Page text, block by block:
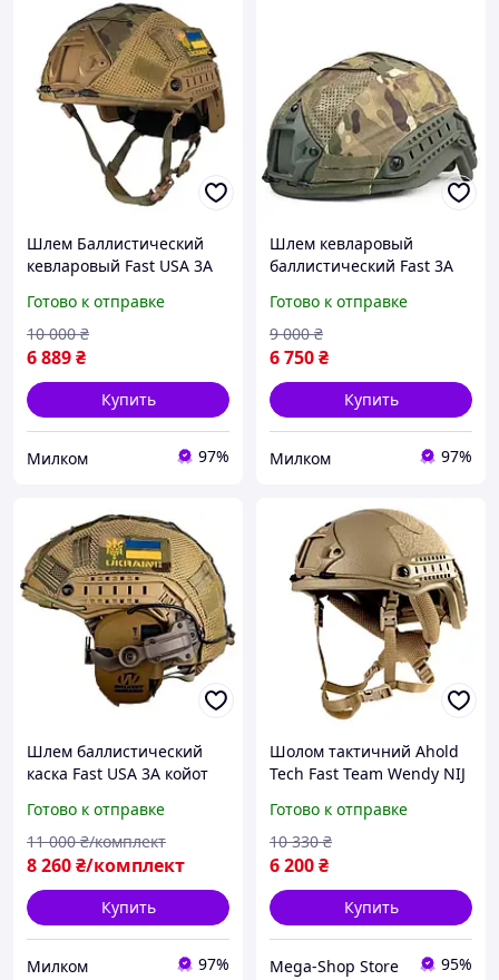
Шлем Баллистический
кевларовый Fast USA 3А
Готово к отправке
6 889₴
10 000 ₴
Купить
Милком 97%
Шлем кевларовый
баллистический Fast 3А
койот
Готово к отправке
6 750₴
9 000 ₴
Купить
Милком 97%
Шлем баллистический
каска Fast USA 3А койот
крепления чебурашка М
L XL
Готово к отправке
8 260₴/комплект
11 000 ₴/комплект
Купить
Милком 97%
Шолом тактичний Ahold
Tech Fast Team Wendy NIJ
Койот Бежевий
Готово к отправке
6 200₴
10 330 ₴
Купить
Mega-Shop Store 95%